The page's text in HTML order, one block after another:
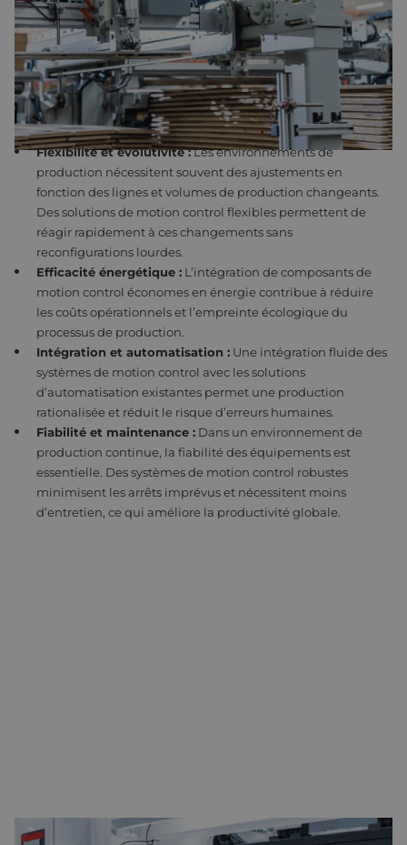
des mouvements hautement dynamiques ou précis et
contrôlés dans les machines et systèmes, ce qui se traduit par
une meilleure qualité des produits et des vitesses de
production plus élevées.
POINTS CLÉS DANS L’INDUSTRIE MANUFACTURIÈRE :
Flexibilité et évolutivité :Les environnements de
production nécessitent souvent des ajustements en
fonction des lignes et volumes de production changeants.
Des solutions de motion control flexibles permettent de
réagir rapidement à ces changements sans
reconfigurations lourdes.
Efficacité énergétique : L’intégration de composants de
motion control économes en énergie contribue à réduire
les coûts opérationnels et l’empreinte écologique du
processus de production.
Intégration et automatisation : Une intégration fluide des
systèmes de motion control avec les solutions
d’automatisation existantes permet une production
rationalisée et réduit le risque d’erreurs humaines.
Fiabilité et maintenance : Dans un environnement de
production continue, la fiabilité des équipements est
essentielle. Des systèmes de motion control robustes
minimisent les arrêts imprévus et nécessitent moins
d’entretien, ce qui améliore la productivité globale.